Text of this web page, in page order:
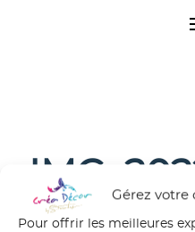
Gérez
Pour offrir les meilleures